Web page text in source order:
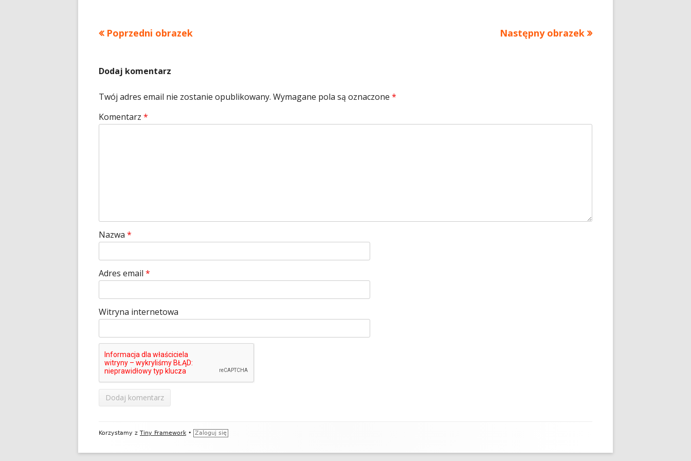
Poprzedni obrazek Następny obrazek
Dodaj komentarz
Twój adres email nie zostanie opublikowany. Wymagane pola są oznaczone *
Komentarz *
Nazwa *
Adres email *
Witryna internetowa
Zawartość
Korzystamy z Tiny Framework • Zaloguj się